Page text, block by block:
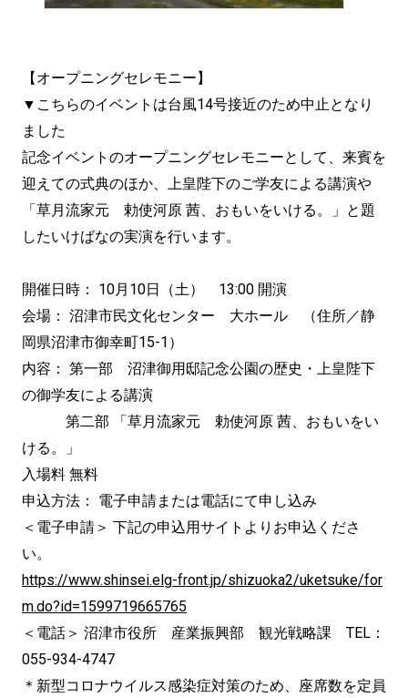
【オープニングセレモニー】
▼こちらのイベントは台風14号接近のため中止となり
ました
記念イベントのオープニングセレモニーとして、来賓を
迎えての式典のほか、上皇陛下のご学友による講演や
「草月流家元 勅使河原 茜、おもいをいける。」と題
したいけばなの実演を行います。
開催日時： 10月10日（土） 13:00 開演
会場： 沼津市民文化センター 大ホール （住所／静
岡県沼津市御幸町15-1）
内容： 第一部 沼津御用邸記念公園の歴史・上皇陛下
の御学友による講演
第二部 「草月流家元 勅使河原 茜、おもいをい
ける。」
入場料 無料
申込方法： 電子申請または電話にて申し込み
＜電子申請＞ 下記の申込用サイトよりお申込くださ
い。
https://www.shinsei.elg-front.jp/shizuoka2/uketsuke/for
m.do?id=1599719665765
＜電話＞ 沼津市役所 産業振興部 観光戦略課 TEL：
055-934-4747
＊新型コロナウイルス感染症対策のため、座席数を定員